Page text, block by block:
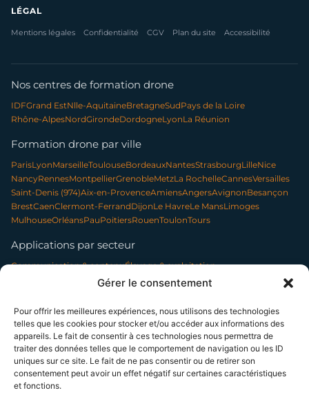
Gérer le consentement
Pour offrir les meilleures expériences, nous utilisons des technologies
telles que les cookies pour stocker et/ou accéder aux informations des
appareils. Le fait de consentir à ces technologies nous permettra de
traiter des données telles que le comportement de navigation ou les ID
uniques sur ce site. Le fait de ne pas consentir ou de retirer son
consentement peut avoir un effet négatif sur certaines caractéristiques
et fonctions.
LÉGAL
Mentions légales Confidentialité CGV Plan du site Accessibilité
Nos centres de formation drone
IDFGrand EstNlle-AquitaineBretagneSudPays de la Loire
Rhône-AlpesNordGirondeDordogneLyonLa Réunion
Formation drone par ville
ParisLyonMarseilleToulouseBordeauxNantesStrasbourgLilleNice
NancyRennesMontpellierGrenobleMetzLa RochelleCannesVersailles
Saint-Denis (974)Aix-en-ProvenceAmiensAngersAvignonBesançon
BrestCaenClermont-FerrandDijonLe HavreLe MansLimoges
MulhouseOrléansPauPoitiersRouenToulonTours
Applications par secteur
Communication & contenuÉlevage & exploitation
Événementiel & tourismeForêt & environnement
Photo professionnelle
Nettoyage par drone
SUIVEZ-NOUS